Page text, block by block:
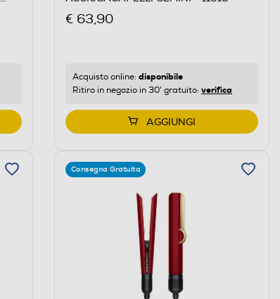
€ 63,90
Acquisto online: disponibile
Ritiro in negozio in 30' gratuito: verifica
AGGIUNGI
Consegna Gratuita